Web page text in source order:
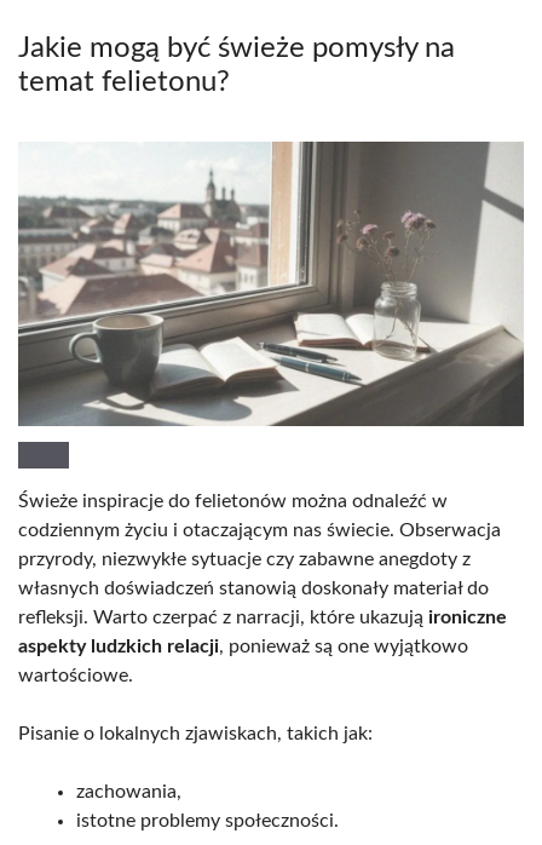
Jakie mogą być świeże pomysły na
temat felietonu?
Świeże inspiracje do felietonów można odnaleźć w
codziennym życiu i otaczającym nas świecie. Obserwacja
przyrody, niezwykłe sytuacje czy zabawne anegdoty z
własnych doświadczeń stanowią doskonały materiał do
refleksji. Warto czerpać z narracji, które ukazują ironiczne
aspekty ludzkich relacji, ponieważ są one wyjątkowo
wartościowe.
Pisanie o lokalnych zjawiskach, takich jak:
zachowania,
istotne problemy społeczności.